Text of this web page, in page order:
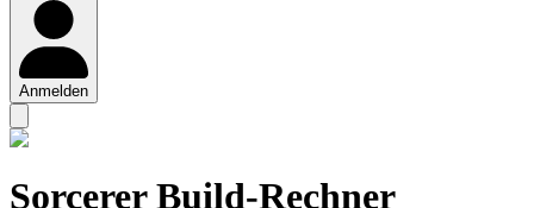
Anmelden
Sorcerer Build-Rechner